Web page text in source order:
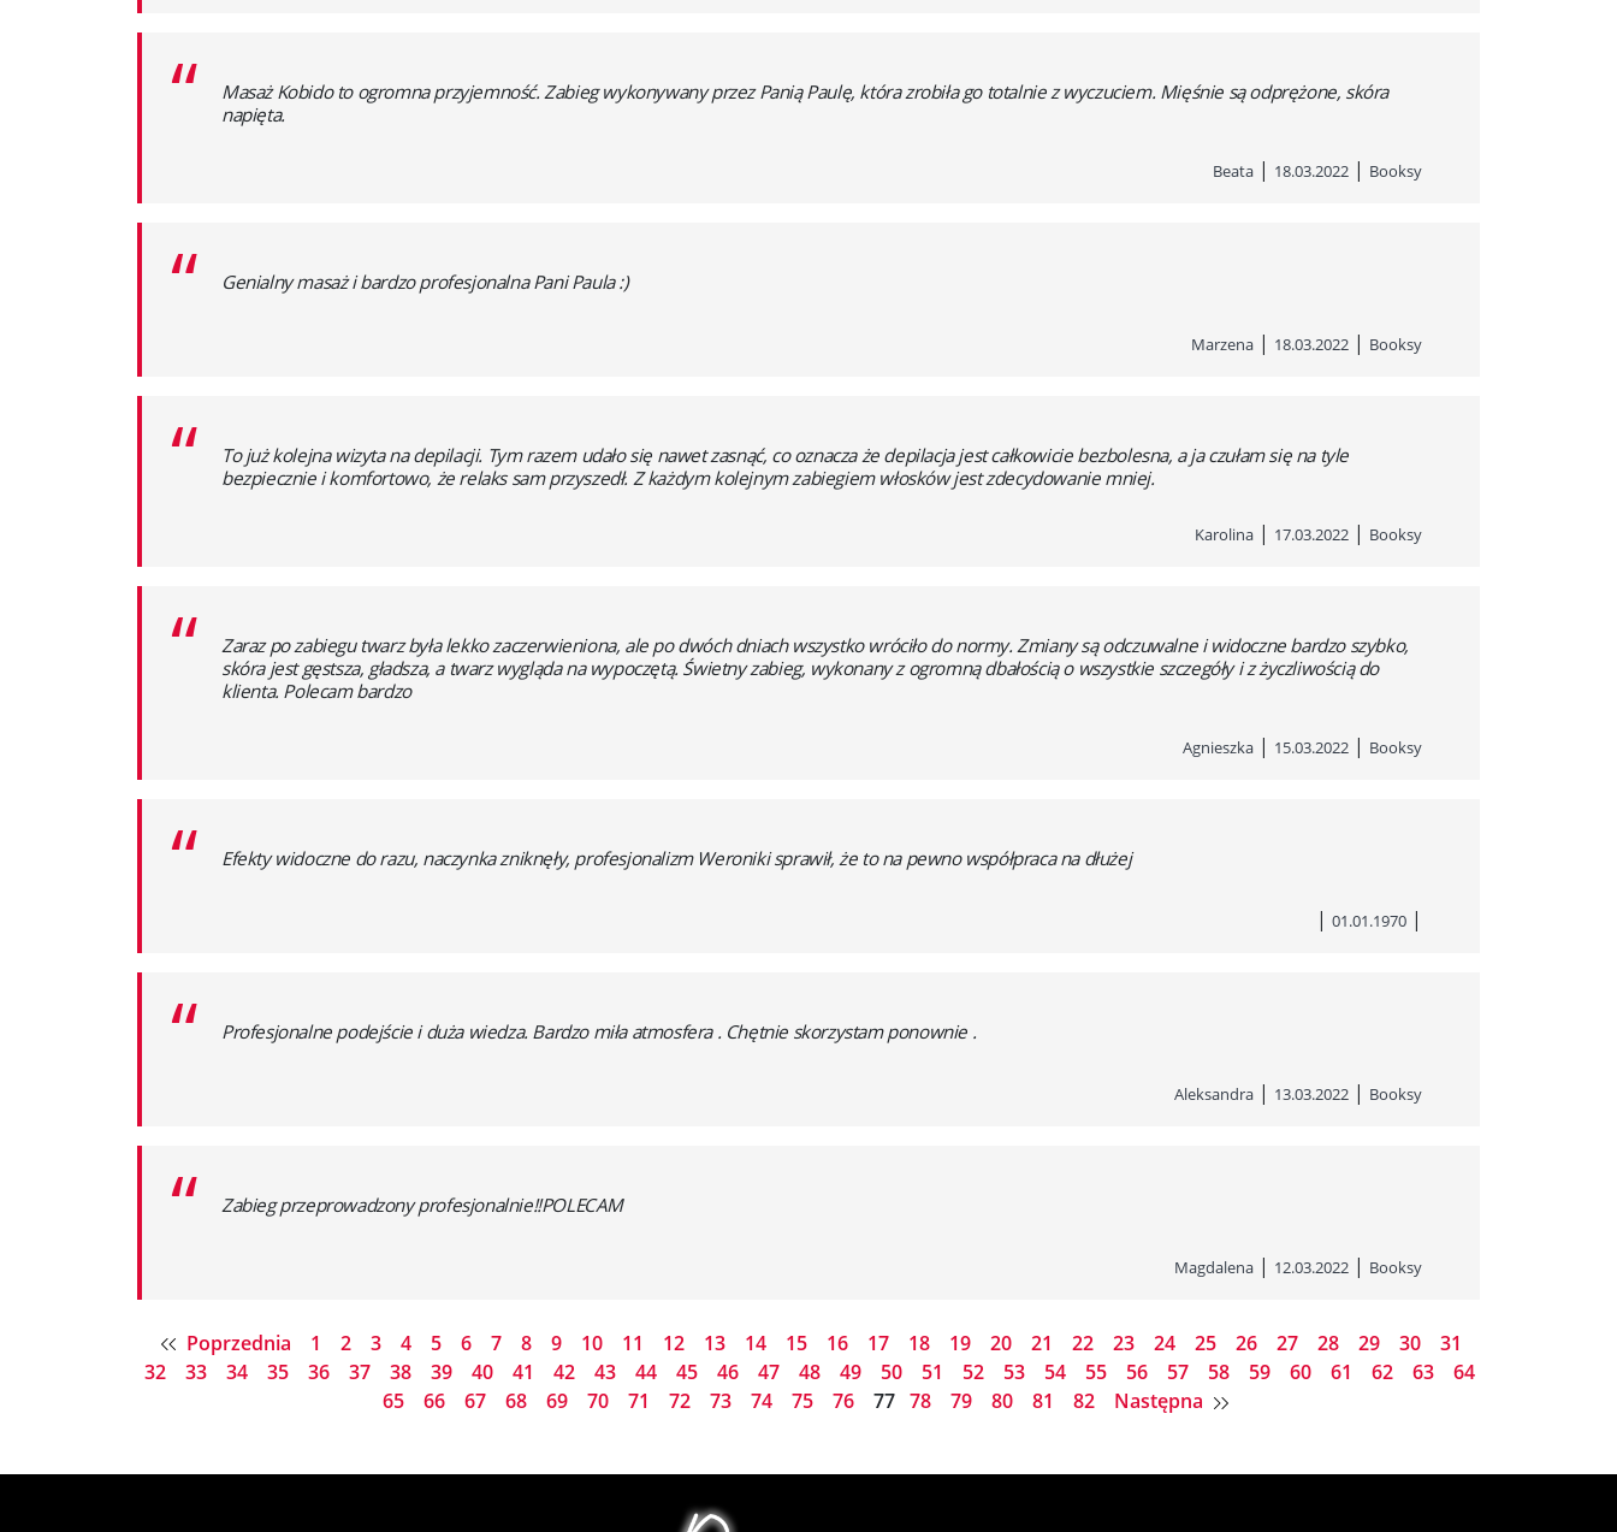
“
Masaż Kobido to ogromna przyjemność. Zabieg wykonywany przez Panią Paulę, która zrobiła go totalnie z wyczuciem. Mięśnie są odprężone, skóra
napięta.
Beata | 18.03.2022 | Booksy
“ Genialny masaż i bardzo profesjonalna Pani Paula :)
Marzena | 18.03.2022 | Booksy
“
To już kolejna wizyta na depilacji. Tym razem udało się nawet zasnąć, co oznacza że depilacja jest całkowicie bezbolesna, a ja czułam się na tyle
bezpiecznie i komfortowo, że relaks sam przyszedł. Z każdym kolejnym zabiegiem włosków jest zdecydowanie mniej.
Karolina | 17.03.2022 | Booksy
“
Zaraz po zabiegu twarz była lekko zaczerwieniona, ale po dwóch dniach wszystko wróciło do normy. Zmiany są odczuwalne i widoczne bardzo szybko,
skóra jest gęstsza, gładsza, a twarz wygląda na wypoczętą. Świetny zabieg, wykonany z ogromną dbałością o wszystkie szczegóły i z życzliwością do
klienta. Polecam bardzo
Agnieszka | 15.03.2022 | Booksy
“ Efekty widoczne do razu, naczynka zniknęły, profesjonalizm Weroniki sprawił, że to na pewno współpraca na dłużej
| 01.01.1970 |
“ Profesjonalne podejście i duża wiedza. Bardzo miła atmosfera . Chętnie skorzystam ponownie .
Aleksandra | 13.03.2022 | Booksy
“ Zabieg przeprowadzony profesjonalnie!!POLECAM
Magdalena | 12.03.2022 | Booksy
Poprzednia 1 2 3 4 5 6 7 8 9 10 11 12 13 14 15 16 17 18 19 20 21 22 23 24 25 26 27 28 29 30
31
32
33 34 35 36 37 38 39 40 41 42 43 44 45 46 47 48 49 50 51 52 53 54 55 56 57 58 59 60 61 62 63
64
65
66 67 68 69 70 71 72 73 74 75 76 77 78 79 80 81 82 Następna